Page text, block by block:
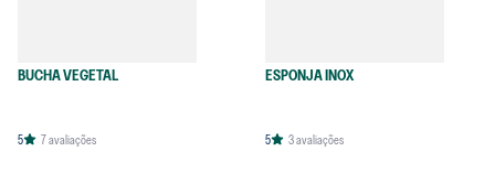
BUCHA VEGETAL
5 7avaliações
ESPONJA INOX
5 3avaliações